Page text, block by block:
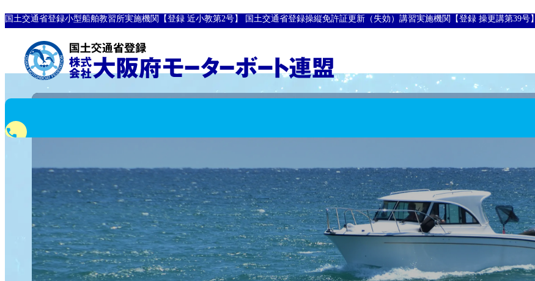
国土交通省登録小型船舶教習所実施機関【登録 近小教第2号】 国土交通省登録操縦免許証更新（失効）講習実施機関【登録 操更講第39号】
phone
0120-10-8907